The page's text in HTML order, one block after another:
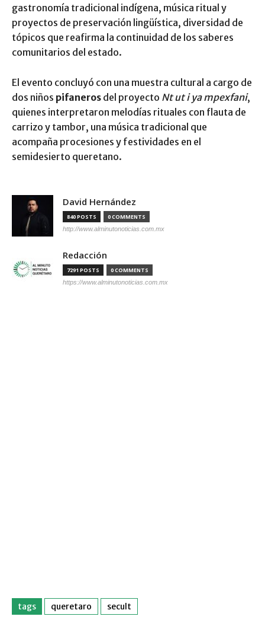
gastronomía tradicional indígena, música ritual y
proyectos de preservación lingüística, diversidad de
tópicos que reafirma la continuidad de los saberes
comunitarios del estado.
El evento concluyó con una muestra cultural a cargo de
dos niños pifaneros del proyecto Nt ut i ya mpexfani,
quienes interpretaron melodías rituales con flauta de
carrizo y tambor, una música tradicional que
acompaña procesiones y festividades en el
semidesierto queretano.
David Hernández
840 POSTS 0 COMMENTS
http://www.alminutonoticias.com.mx
Redacción
7291 POSTS 0 COMMENTS
https://www.alminutonoticias.com.mx
tags queretaro secult